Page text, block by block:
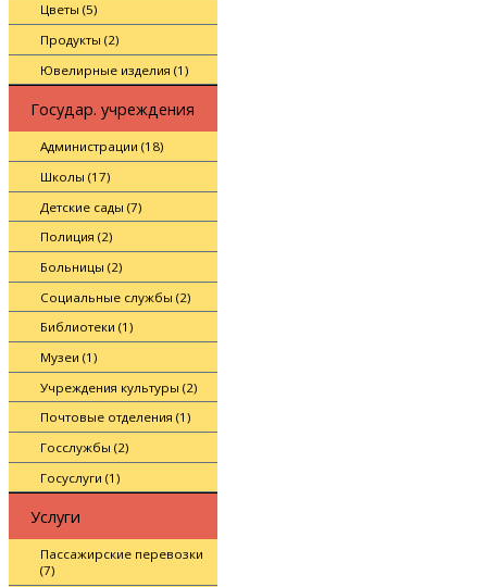
Цветы (5)
Продукты (2)
Ювелирные изделия (1)
Государ. учреждения
Администрации (18)
Школы (17)
Детские сады (7)
Полиция (2)
Больницы (2)
Социальные службы (2)
Библиотеки (1)
Музеи (1)
Учреждения культуры (2)
Почтовые отделения (1)
Госслужбы (2)
Госуслуги (1)
Услуги
Пассажирские перевозки
(7)